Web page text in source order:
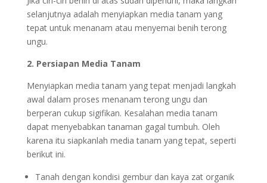
selanjutnya adalah menyiapkan media tanam yang
tepat untuk menanam atau menyemai benih terong
ungu.
2. Persiapan Media Tanam
Menyiapkan media tanam yang tepat menjadi langkah
awal dalam proses menanam terong ungu dan
berperan cukup sigifikan. Kesalahan media tanam
dapat menyebabkan tanaman gagal tumbuh. Oleh
karena itu siapkanlah media tanam yang tepat, seperti
berikut ini.
Tanah dengan kondisi gembur dan kaya zat organik